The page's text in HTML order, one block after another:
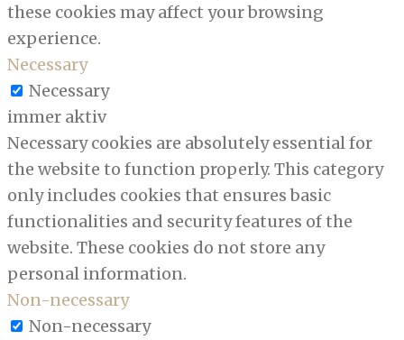
these cookies may affect your browsing
experience.
Necessary
Necessary
immer aktiv
Necessary cookies are absolutely essential for
the website to function properly. This category
only includes cookies that ensures basic
functionalities and security features of the
website. These cookies do not store any
personal information.
Non-necessary
Non-necessary